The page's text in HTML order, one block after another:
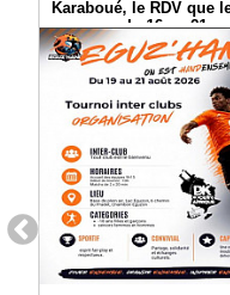
Karaboué, le RDV que
manquer du 16 au 21